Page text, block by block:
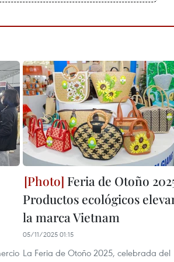
Feria de Otoño
Productos ecológicos
la marca Vietnam
05/11/2025 01:15
La Feria de Otoño 2025, celebrada del